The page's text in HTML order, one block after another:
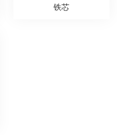
铁芯